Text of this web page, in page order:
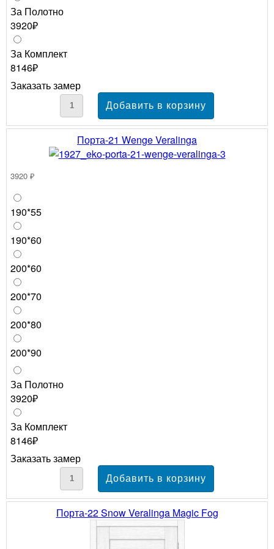
За Полотно
3920₽
За Комплект
8146₽
Заказать замер
Порта-21 Wenge Veralinga
3920 ₽
190*55
190*60
200*60
200*70
200*80
200*90
За Полотно
3920₽
За Комплект
8146₽
Заказать замер
Порта-22 Snow Veralinga Magic Fog